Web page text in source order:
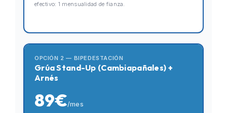
efectivo: 1 mensualidad de fianza.
OPCIÓN 2 — BIPEDESTACIÓN
Grúa Stand-Up (Cambiapañales) +
Arnés
89€/mes